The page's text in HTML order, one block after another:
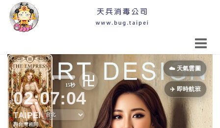
☁️ 天氣雲圖
✈️ 即時航班
5秒 10秒 15秒 卍
02:07:07
TAIPEI
與台灣相同
Previous Next